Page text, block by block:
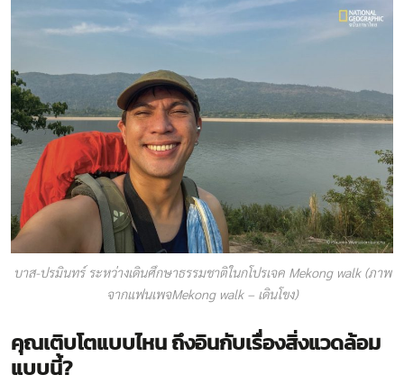
บาส-ปรมินทร์ ระหว่างเดินศึกษาธรรมชาติในกโปรเจค Mekong walk (ภาพ
จากแฟนเพจMekong walk – เดินโขง)
คุณเติบโตแบบไหน ถึงอินกับเรื่องสิ่งแวดล้อม
แบบนี้?